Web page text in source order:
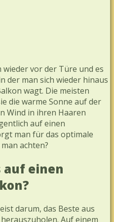
vor der Türe und es
der man sich wieder hinaus
wagt. Die meisten
die warme Sonne auf der
Wind in ihren Haaren
auf einen
man für das optimale
achten?
auf einen
darum, das Beste aus
Auf einem